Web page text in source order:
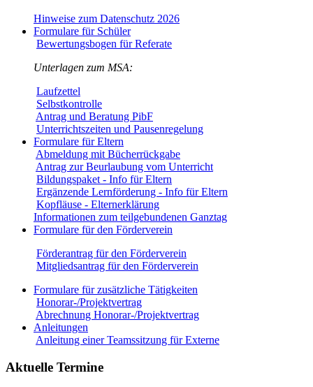
Hinweise zum Datenschutz 2026
Formulare für Schüler
Bewertungsbogen für Referate
Unterlagen zum MSA:
Laufzettel
Selbstkontrolle
Antrag und Beratung PibF
Unterrichtszeiten und Pausenregelung
Formulare für Eltern
Abmeldung mit Bücherrückgabe
Antrag zur Beurlaubung vom Unterricht
Bildungspaket - Info für Eltern
Ergänzende Lernförderung - Info für Eltern
Kopfläuse - Elternerklärung
Informationen zum teilgebundenen Ganztag
Formulare für den Förderverein
Förderantrag für den Förderverein
Mitgliedsantrag für den Förderverein
Formulare für zusätzliche Tätigkeiten
Honorar-/Projektvertrag
Abrechnung Honorar-/Projektvertrag
Anleitungen
Anleitung einer Teamssitzung für Externe
Aktuelle Termine